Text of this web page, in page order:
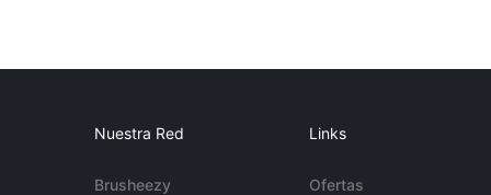
Nuestra Red
Brusheezy
Links
Ofertas